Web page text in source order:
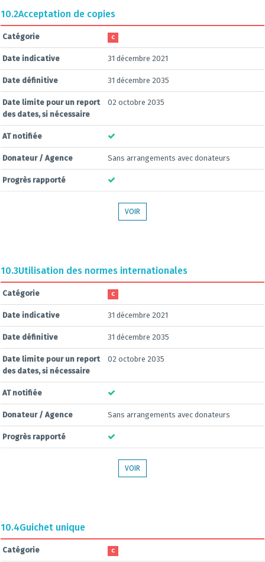
10.2Acceptation de copies
Catégorie C
Date indicative 31 décembre 2021
Date définitive 31 décembre 2035
Date limite pour un report
des dates, si nécessaire
02 octobre 2035
AT notifiée
Donateur / Agence Sans arrangements avec donateurs
Progrès rapporté
VOIR
10.3Utilisation des normes internationales
Catégorie C
Date indicative 31 décembre 2021
Date définitive 31 décembre 2035
Date limite pour un report
des dates, si nécessaire
02 octobre 2035
AT notifiée
Donateur / Agence Sans arrangements avec donateurs
Progrès rapporté
VOIR
10.4Guichet unique
Catégorie C